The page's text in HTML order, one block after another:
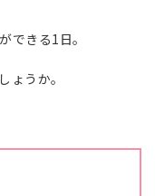
できる1日。
ょうか。